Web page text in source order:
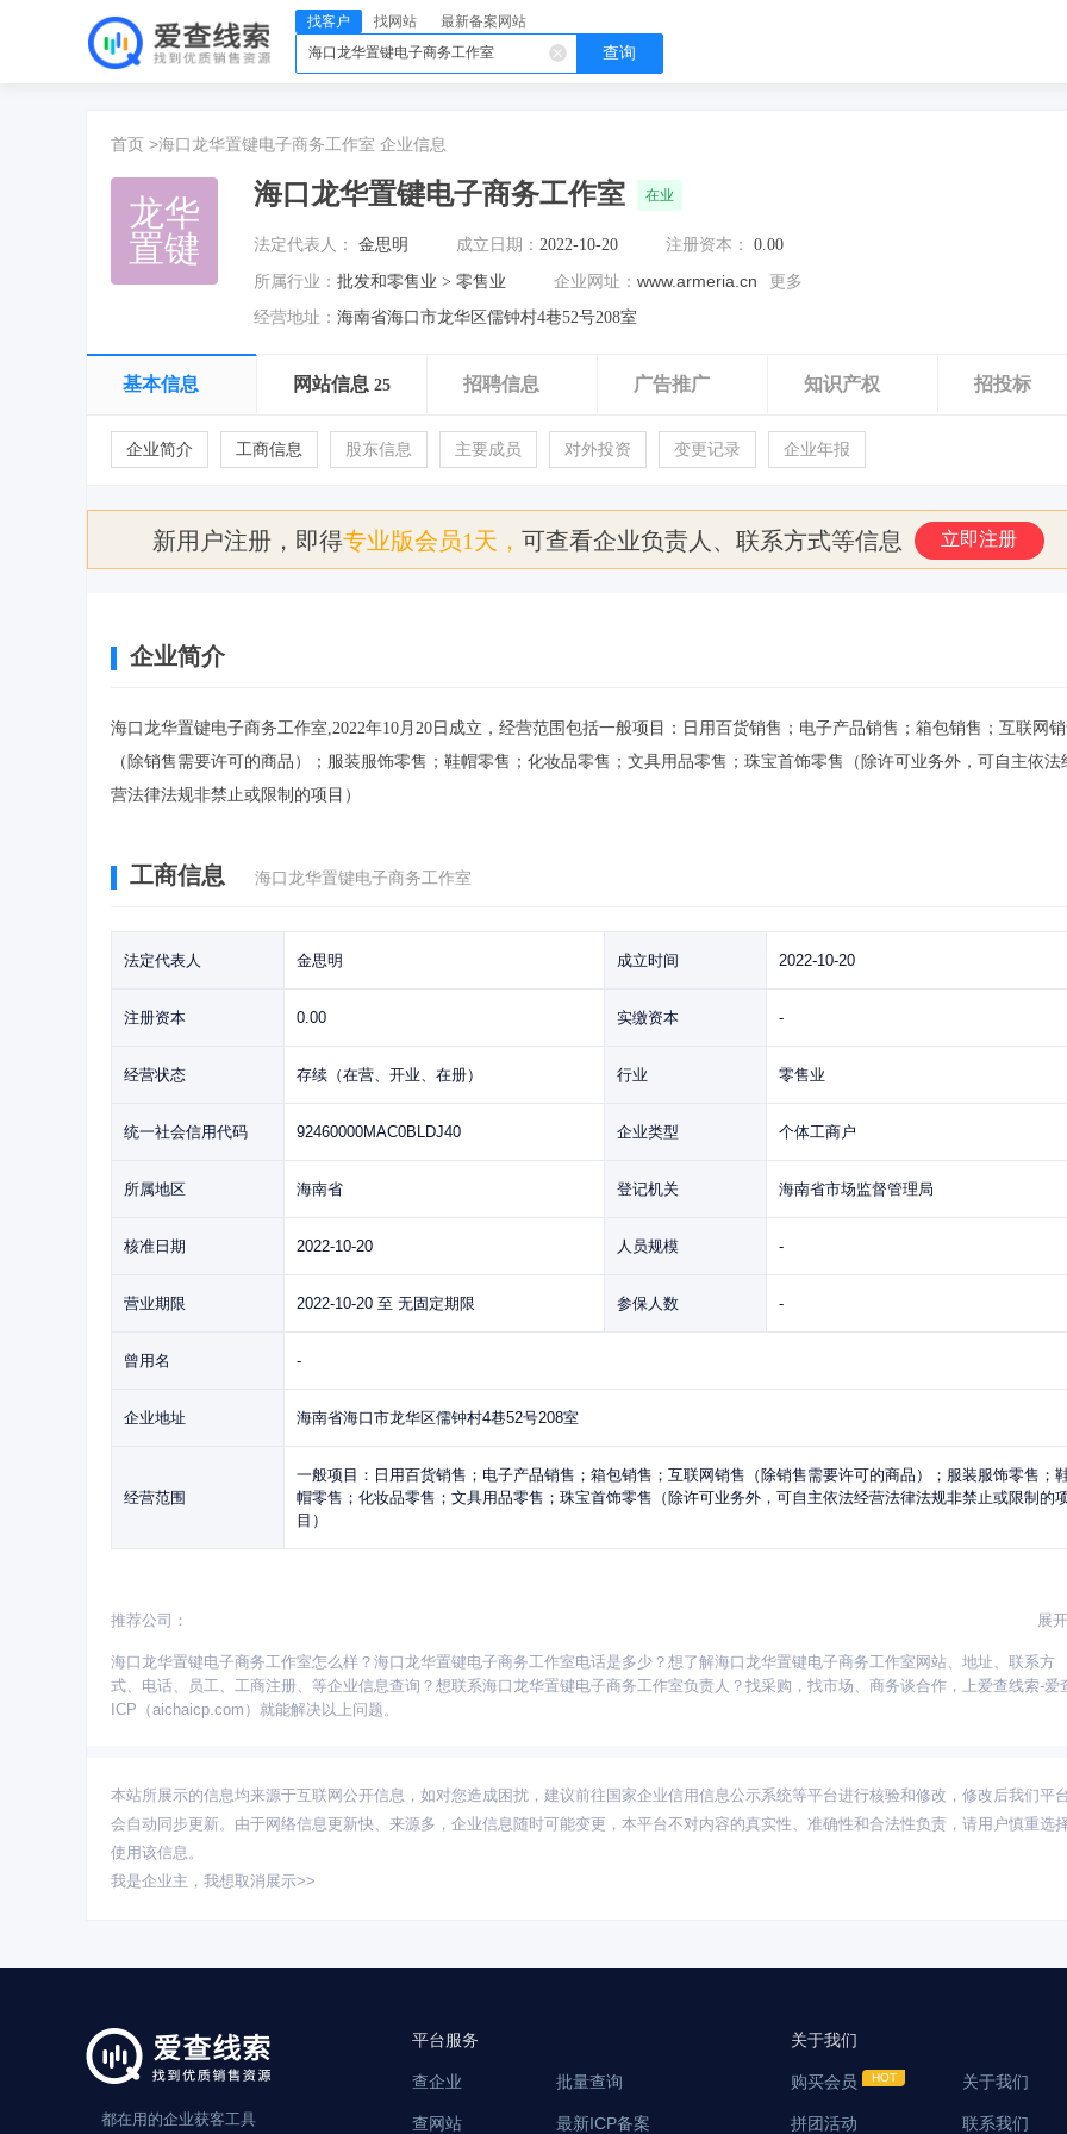
找客户 找网站 最新备案网站
查询
首页 >海口龙华置键电子商务工作室 企业信息
龙华
置键
海口龙华置键电子商务工作室 在业
法定代表人： 金思明 成立日期： 2022-10-20 注册资本： 0.00
所属行业： 批发和零售业 > 零售业 企业网址： www.armeria.cn
更多
经营地址： 海南省海口市龙华区儒钟村4巷52号208室
基本信息 网站信息 25 招聘信息 广告推广 知识产权 招投标
企业简介 工商信息 股东信息 主要成员 对外投资 变更记录 企业年报
新用户注册，即得专业版会员1天， 可查看企业负责人、联系方式等信息 立即注册
企业简介
海口龙华置键电子商务工作室,2022年10月20日成立，经营范围包括一般项目：日用百货销售；电子产品销售；箱包销售；互联网
（除销售需要许可的商品）；服装服饰零售；鞋帽零售；化妆品零售；文具用品零售；珠宝首饰零售（除许可业务外，可自主依法
营法律法规非禁止或限制的项目）
工商信息 海口龙华置键电子商务工作室
法定代表人 金思明 成立时间 2022-10-20
注册资本 0.00 实缴资本 -
经营状态 存续（在营、开业、在册） 行业 零售业
统一社会信用代码 92460000MAC0BLDJ40 企业类型 个体工商户
所属地区 海南省 登记机关 海南省市场监督管理局
核准日期 2022-10-20 人员规模 -
营业期限 2022-10-20 至 无固定期限 参保人数 -
曾用名 -
企业地址 海南省海口市龙华区儒钟村4巷52号208室
经营范围
一般项目：日用百货销售；电子产品销售；箱包销售；互联网销售（除销售需要许可的商品）；服装服饰零售；
帽零售；化妆品零售；文具用品零售；珠宝首饰零售（除许可业务外，可自主依法经营法律法规非禁止或限制的
目）
推荐公司： 展开
更多省份： 广东 北京 江苏 上海 浙江 四川 山东 河北 河南 福建 湖北 安徽 重庆 陕西 湖南 辽宁 天津
江西
云南
广西 山西 贵州 吉林 黑龙江 内蒙古 新疆 甘肃 海南 宁夏 青海 西藏
海口龙华置键电子商务工作室怎么样？海口龙华置键电子商务工作室电话是多少？想了解海口龙华置键电子商务工作室网站、地址、联系方
式、电话、员工、工商注册、等企业信息查询？想联系海口龙华置键电子商务工作室负责人？找采购，找市场、商务谈合作，上爱查线索-爱
ICP（aichaicp.com）就能解决以上问题。
本站所展示的信息均来源于互联网公开信息，如对您造成困扰，建议前往国家企业信用信息公示系统等平台进行核验和修改，修改后我们平
会自动同步更新。由于网络信息更新快、来源多，企业信息随时可能变更，本平台不对内容的真实性、准确性和合法性负责，请用户慎重选
使用该信息。
我是企业主， 我想取消展示>>
都在用的企业获客工具
平台服务
查企业
查网站
批量查询
最新ICP备案
关于我们
购买会员
拼团活动
关于我们
联系我们